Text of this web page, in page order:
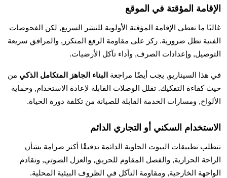
الإقامة المؤقتة في الموقع
غالبًا ما تعطي الإقامة المؤقتة الأولوية للنشر السريع, لكن الفحوصات
الفنية تظل ضرورية. ركز على مقاومة الرفع المتكرر, والمرافق سريعة
التوصيل, وإعدادات الصرف, وأداء تآكل الأرضيات.
في هذا السيناريو, يجب أيضًا مراجعة البناء الجاهز المتكامل الذكي من
حيث كفاءة التفكيك. تقلل الوصلات القابلة لإعادة الاستخدام, وحماية
الألواح, ومسارات الخدمة القابلة للصيانة من تكلفة دورة الحياة.
الاستخدام السكني أو التجاري الدائم
تتطلب تطبيقات البيوت الحاوية الدائمة تدقيقًا أكثر صرامة بشأن
الراحة الحرارية, والفصل المقاوم للحريق, والعزل الصوتي, وتقادم
الواجهة الخارجية, ومقاومة التآكل في الظروف البيئية المحلية.